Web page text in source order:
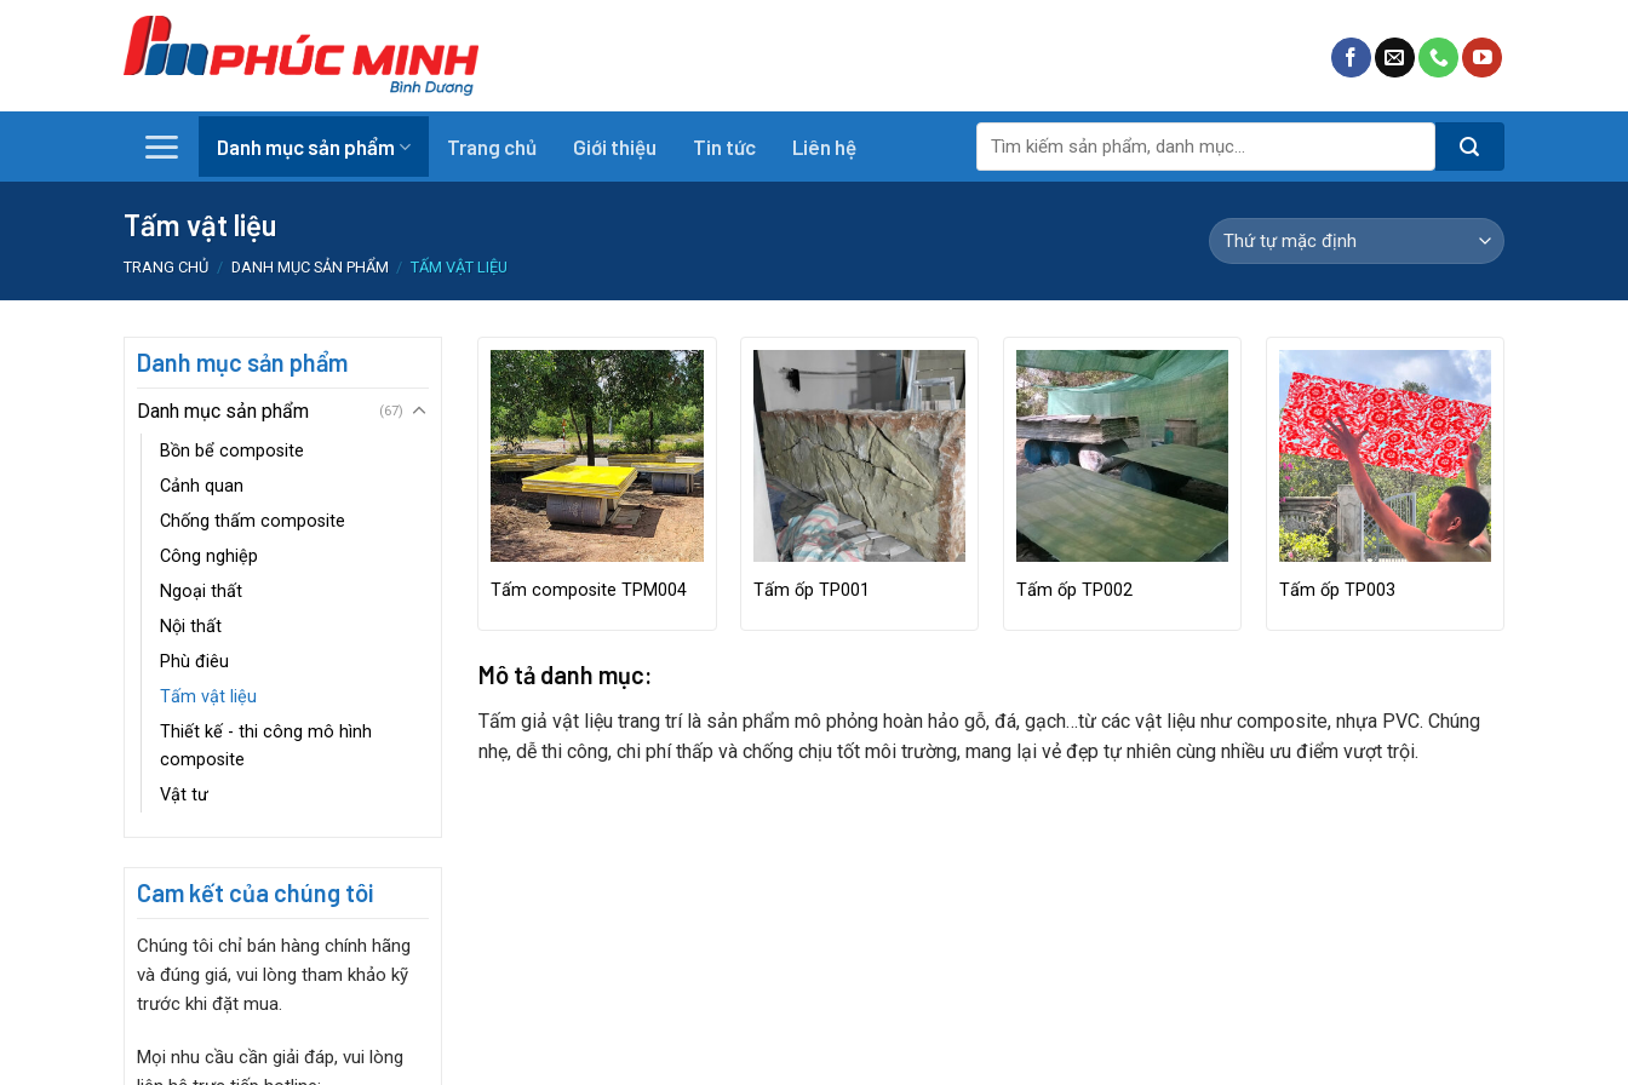
Danh mục sản phẩm Trang chủ Giới thiệu Tin tức Liên hệ
kiếm:
Tấm vật liệu
TRANG CHỦ / DANH MỤC SẢN PHẨM / TẤM VẬT LIỆU
Danh mục sản phẩm
Danh mục sản phẩm (67)
Bồn bể composite
Cảnh quan
Chống thấm composite
Công nghiệp
Ngoại thất
Nội thất
Phù điêu
Tấm vật liệu
Thiết kế - thi công mô hình
composite
Vật tư
Cam kết của chúng tôi
Chúng tôi chỉ bán hàng chính hãng
và đúng giá, vui lòng tham khảo kỹ
trước khi đặt mua.
Mọi nhu cầu cần giải đáp, vui lòng
Tấm composite TPM004 Tấm ốp TP001 Tấm ốp TP002 Tấm ốp TP003
Mô tả danh mục:
Tấm giả vật liệu trang trí là sản phẩm mô phỏng hoàn hảo gỗ, đá, gạch…từ các vật liệu như composite, nhựa PVC. Chúng
nhẹ, dễ thi công, chi phí thấp và chống chịu tốt môi trường, mang lại vẻ đẹp tự nhiên cùng nhiều ưu điểm vượt trội.